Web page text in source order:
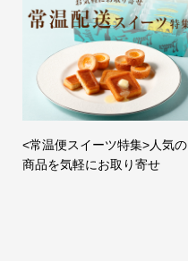
<常温便スイーツ特集>人気の
商品を気軽にお取り寄せ